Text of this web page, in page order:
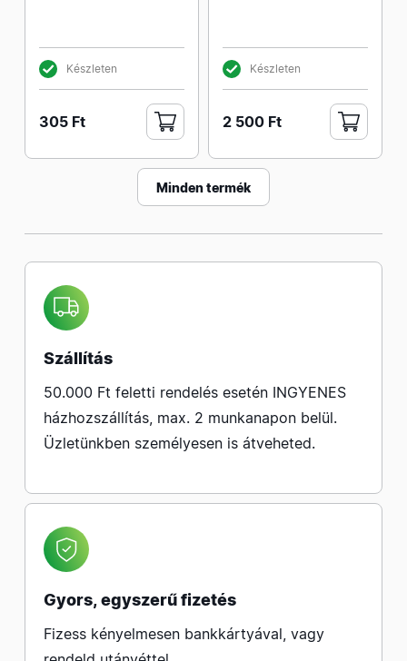
Készleten
305 Ft
Készleten
2 500 Ft
Minden termék
Szállítás
50.000 Ft feletti rendelés esetén INGYENES
házhozszállítás, max. 2 munkanapon belül.
Üzletünkben személyesen is átveheted.
Gyors, egyszerű fizetés
Fizess kényelmesen bankkártyával, vagy